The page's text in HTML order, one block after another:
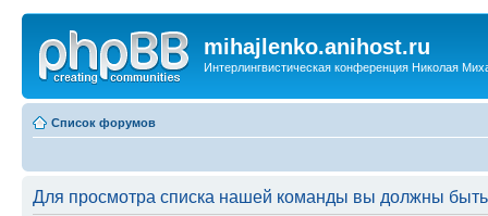
mihajlenko.anihost.ru
Интерлингвистическая конференция Николая
Список форумов
Для просмотра списка нашей команды вы должны